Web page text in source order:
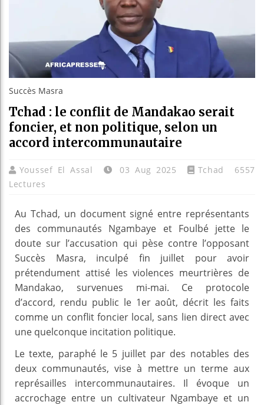
Succès Masra
Tchad : le conflit de Mandakao serait
foncier, et non politique, selon un
accord intercommunautaire
Youssef El Assal 03 Aug 2025 Tchad
6557
Lectures
Au Tchad, un document signé entre représentants
des communautés Ngambaye et Foulbé jette le
doute sur l’accusation qui pèse contre l’opposant
Succès Masra, inculpé fin juillet pour avoir
prétendument attisé les violences meurtrières de
Mandakao, survenues mi-mai. Ce protocole
d’accord, rendu public le 1er août, décrit les faits
comme un conflit foncier local, sans lien direct avec
une quelconque incitation politique.
Le texte, paraphé le 5 juillet par des notables des
deux communautés, vise à mettre un terme aux
représailles intercommunautaires. Il évoque un
accrochage entre un cultivateur Ngambaye et un